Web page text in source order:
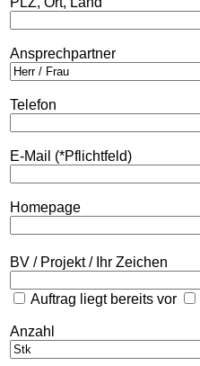
Ansprechpartner
Telefon
E-Mail (*Pflichtfeld)
Homepage
BV / Projekt / Ihr Zeichen
Auftrag liegt bereits vor
Anzahl